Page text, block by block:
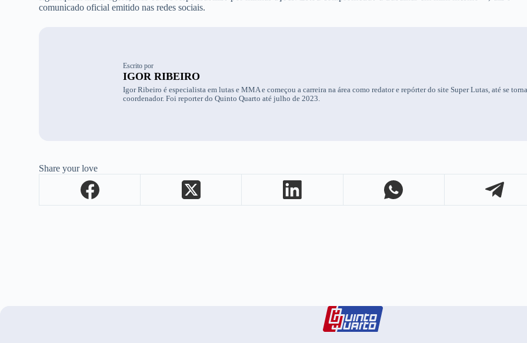
comunicado oficial emitido nas redes sociais.
Escrito por
IGOR RIBEIRO
Igor Ribeiro é especialista em lutas e MMA e começou a carreira na área como redator e repórter do site Super Lutas, até se
coordenador. Foi reporter do Quinto Quarto até julho de 2023.
Share your love